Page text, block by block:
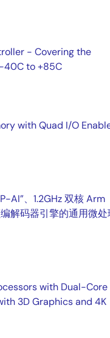
- Covering the
40C to +85C
with Quad I/O
AI”、1.2GHz 双核 Arm
解码器引擎的通用微处
with Dual-Core
3D Graphics and 4K